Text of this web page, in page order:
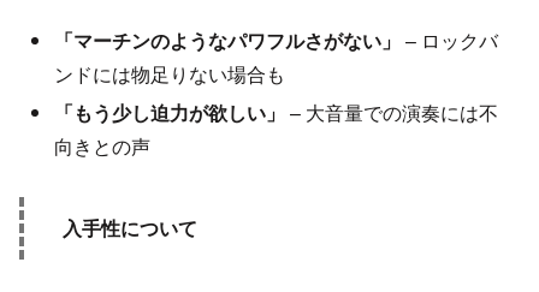
「マーチンのようなパワフルさがない」 – ロックバ
ンドには物足りない場合も
「もう少し迫力が欲しい」 – 大音量での演奏には不
向きとの声
入手性について